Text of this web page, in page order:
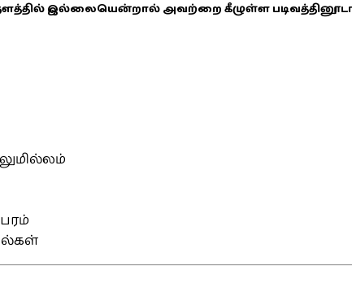
இல்லையென்றால் அவற்றை கீழுள்ள